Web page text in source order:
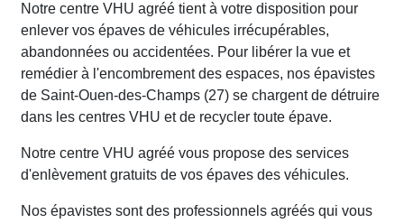
Notre centre VHU agréé tient à votre disposition pour
enlever vos épaves de véhicules irrécupérables,
abandonnées ou accidentées. Pour libérer la vue et
remédier à l'encombrement des espaces, nos épavistes
de Saint-Ouen-des-Champs (27) se chargent de détruire
dans les centres VHU et de recycler toute épave.
Notre centre VHU agréé vous propose des services
d'enlèvement gratuits de vos épaves des véhicules.
Nos épavistes sont des professionnels agréés qui vous